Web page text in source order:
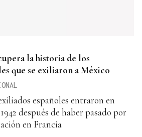
la historia de los
que se exiliaron a México
españoles entraron en
después de haber pasado por
en Francia